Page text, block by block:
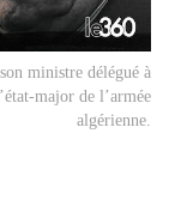
ministre délégué à
major de l’armée
algérienne.